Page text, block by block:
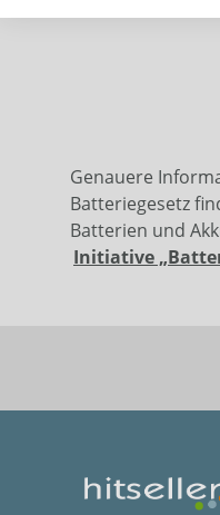
Genauere
Batteriegesetz
Batterien und
Initiative